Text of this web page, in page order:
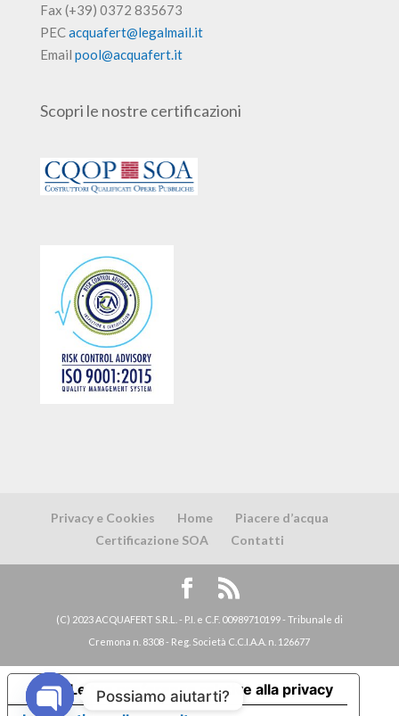
Fax (+39) 0372 835673
PECacquafert@legalmail.it
Email pool@acquafert.it
Scopri le nostre certificazioni
Privacy e Cookies Home
Piacere d’acqua
Certificazione SOA
Contatti
(C) 2023 ACQUAFERT S.R.L. - P.I. e C.F. 00989710199 - Tribunale di
Cremona n. 8308 - Reg. Società C.C.I.A.A. n. 126677
Possiamo aiutarti?
Le tue preferenze relative alla privacy